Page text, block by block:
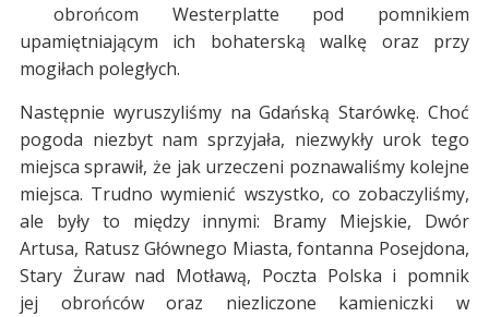
obrońcom Westerplatte pod pomnikiem
upamiętniającym ich bohaterską walkę oraz przy
mogiłach poległych.
Następnie wyruszyliśmy na Gdańską Starówkę. Choć
pogoda niezbyt nam sprzyjała, niezwykły urok tego
miejsca sprawił, że jak urzeczeni poznawaliśmy kolejne
miejsca. Trudno wymienić wszystko, co zobaczyliśmy,
ale były to między innymi: Bramy Miejskie, Dwór
Artusa, Ratusz Głównego Miasta, fontanna Posejdona,
Stary Żuraw nad Motławą, Poczta Polska i pomnik
jej obrońców oraz niezliczone kamieniczki w